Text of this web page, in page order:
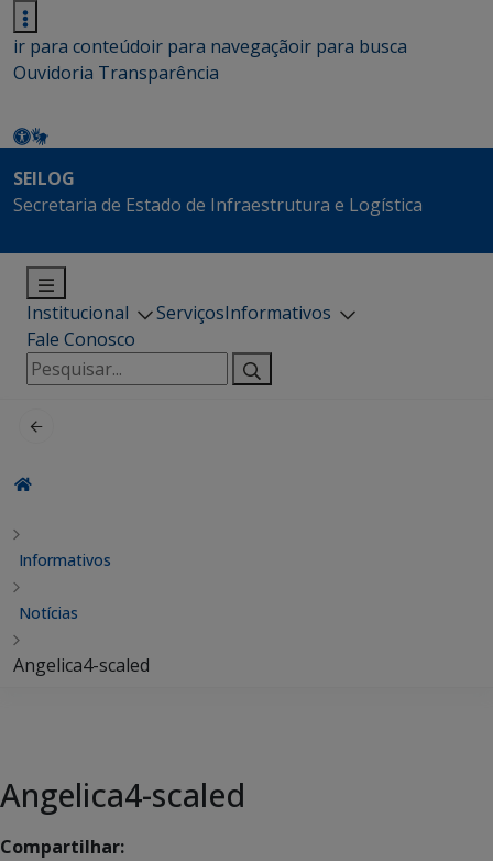
ir para conteúdoir para navegaçãoir para busca
Ouvidoria Transparência
SEILOG
Secretaria de Estado de Infraestrutura e Logística
Institucional ServiçosInformativos
Fale Conosco
Pesquisar
por:
Informativos
Notícias
Angelica4-scaled
Angelica4-scaled
Compartilhar: